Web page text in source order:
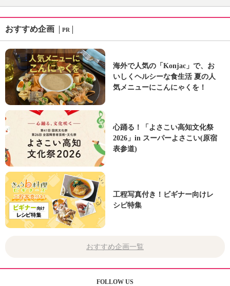
おすすめ企画 PR
海外で人気の「Konjac」で、お
いしくヘルシーな食生活 夏の人
気メニューにこんにゃくを！
心踊る！「よさこい高知文化祭
2026」in スーパーよさこい(原宿
表参道)
工程写真付き！ビギナー向けレ
シピ特集
おすすめ企画一覧
FOLLOW US